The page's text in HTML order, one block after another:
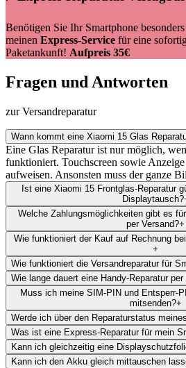
Benötigen Sie Ihr Smartphone
meinen Express-Service für eine
Paketankunft! Aufpreis 35€
Fragen und Antworten
zur Versandreparatur
Wann kommt eine Xiaomi 15 Glas
Eine Glas Reparatur ist nur möglich,
funktioniert. Touchscreen sowie
aufweisen. Ansonsten muss der ganze
Ist eine Xiaomi 15 Frontglas-Reparatur
Displaytausch?
Welche Zahlungsmöglichkeiten gibt es
per Versand?+
Wie funktioniert der Kauf auf Rechnung
+
Wie funktioniert die Versandreparatur für
Wie lange dauert eine Handy-Reparatur
Muss ich meine SIM-PIN und Entsperr-
mitsenden?+
Werde ich über den Reparaturstatus
Was ist eine Express-Reparatur für mein
Kann ich gleichzeitig eine
Kann ich den Akku gleich mittauschen